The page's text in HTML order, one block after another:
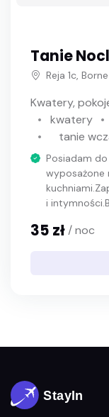
Tanie
Reja 1c,
Kwatery,
kwatery
tanie
Posiadam
wyposażone
i
35 zł/ noc